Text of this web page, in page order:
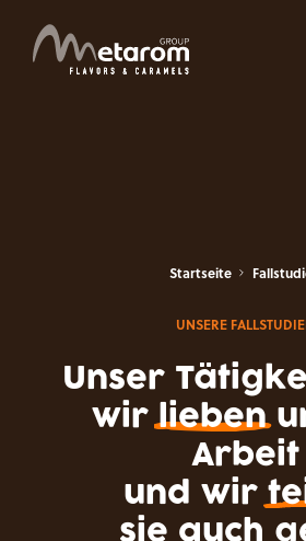
Startseite
UNSERE
Unser
wirlieben
Arbeit
und wir
sie auch